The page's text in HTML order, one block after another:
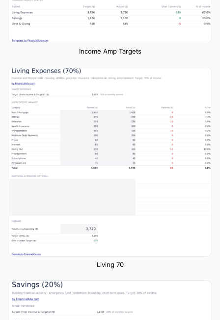
Income Amp Targets
Living 70